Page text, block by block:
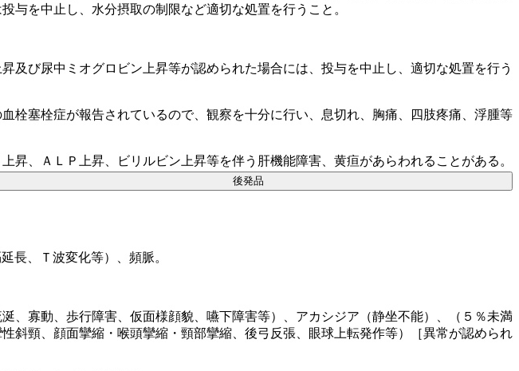
与を中止し、水分摂取の制限など適切な処置を行うこと。
び尿中ミオグロビン上昇等が認められた場合には、投与を中止し、適切な処置を行う
塞栓症が報告されているので、観察を十分に行い、息切れ、胸痛、四肢疼痛、浮腫等
、ＡＬＰ上昇、ビリルビン上昇等を伴う肝機能障害、黄疸があらわれることがある。
長、Ｔ波変化等）、頻脈。
寡動、歩行障害、仮面様顔貌、嚥下障害等）、アカシジア（静坐不能）、（５％未満
斜頸、顔面攣縮・喉頭攣縮・頸部攣縮、後弓反張、眼球上転発作等）［異常が認められ
後発品